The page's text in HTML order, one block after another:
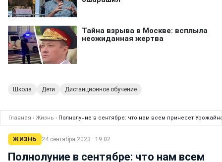
Школа Дети Дистанционное обучение
Главная › Жизнь › Полнолуние в сентябре: что нам всем принесет
ЖИЗНЬ 24 сентября 2023 · 19:02
Полнолуние в сентябре: что нам всем